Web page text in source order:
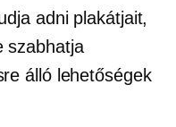
adni plakátjait,
szabhatja
álló lehetőségek